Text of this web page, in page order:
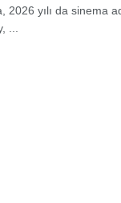
2026 yılı da sinema
...